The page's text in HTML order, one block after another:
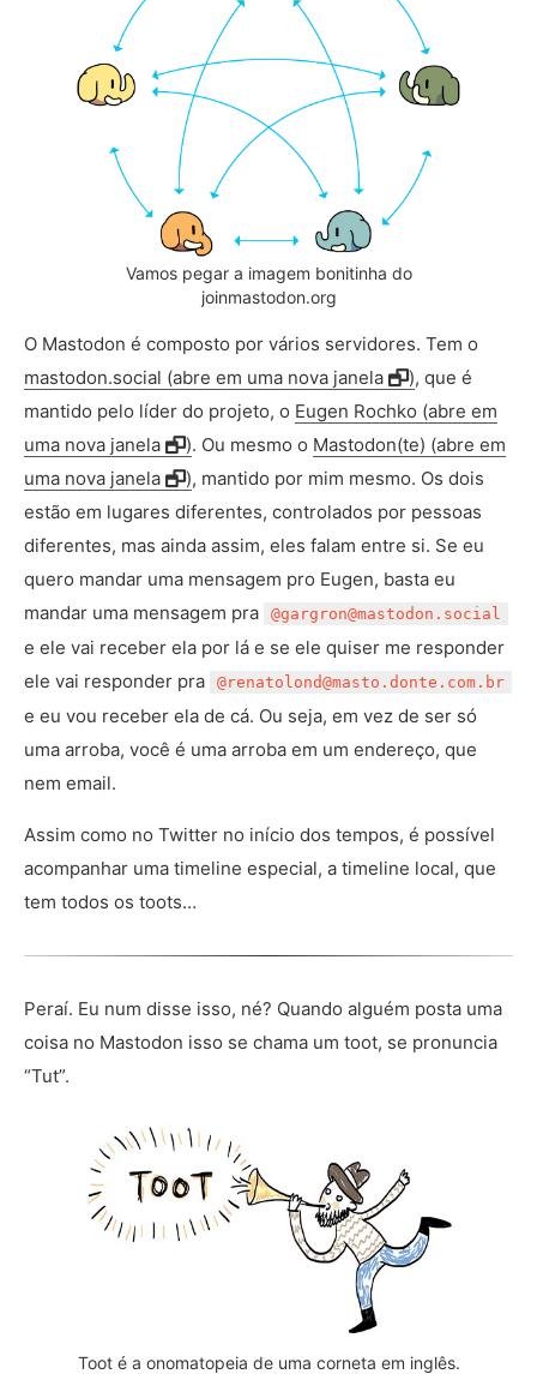
Vamos pegar a imagem bonitinha do
joinmastodon.org
O Mastodon é composto por vários servidores. Tem o
mastodon.social (abre em uma nova janela
), que é
mantido pelo líder do projeto, o Eugen Rochko (abre em
uma nova janela
). Ou mesmo o Mastodon(te) (abre em
uma nova janela
), mantido por mim mesmo. Os dois
estão em lugares diferentes, controlados por pessoas
diferentes, mas ainda assim, eles falam entre si. Se eu
quero mandar uma mensagem pro Eugen, basta eu
mandar uma mensagem pra
@gargron@mastodon.social
e ele vai receber ela por lá e se ele quiser me responder
ele vai responder pra
@renatolond@masto.donte.com.br
e eu vou receber ela de cá. Ou seja, em vez de ser só
uma arroba, você é uma arroba em um endereço, que
nem email.
Assim como no Twitter no início dos tempos, é possível
acompanhar uma timeline especial, a timeline local, que
tem todos os toots…
Peraí. Eu num disse isso, né? Quando alguém posta uma
coisa no Mastodon isso se chama um toot, se pronuncia
“Tut”.
Toot é a onomatopeia de uma corneta em inglês.